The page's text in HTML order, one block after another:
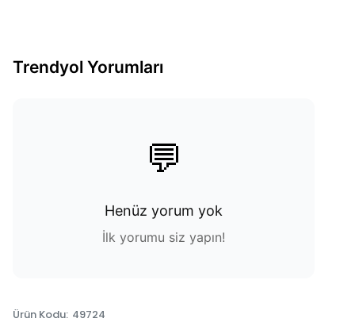
Trendyol Yorumları
💬
Henüz yorum yok
İlk yorumu siz yapın!
Ürün Kodu: 49724